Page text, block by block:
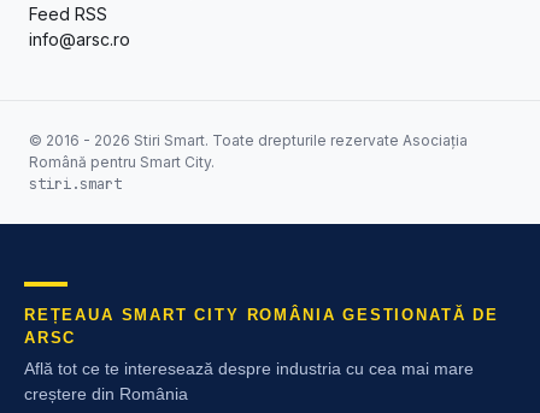
Feed RSS
info@arsc.ro
© 2016 - 2026 Stiri Smart. Toate drepturile rezervate Asociația
Română pentru Smart City.
stiri.smart
REȚEAUA SMART CITY ROMÂNIA GESTIONATĂ DE
ARSC
Află tot ce te interesează despre industria cu cea mai mare
creștere din România